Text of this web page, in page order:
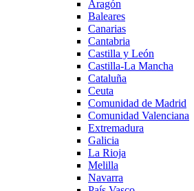
Aragón
Baleares
Canarias
Cantabria
Castilla y León
Castilla-La Mancha
Cataluña
Ceuta
Comunidad de Madrid
Comunidad Valenciana
Extremadura
Galicia
La Rioja
Melilla
Navarra